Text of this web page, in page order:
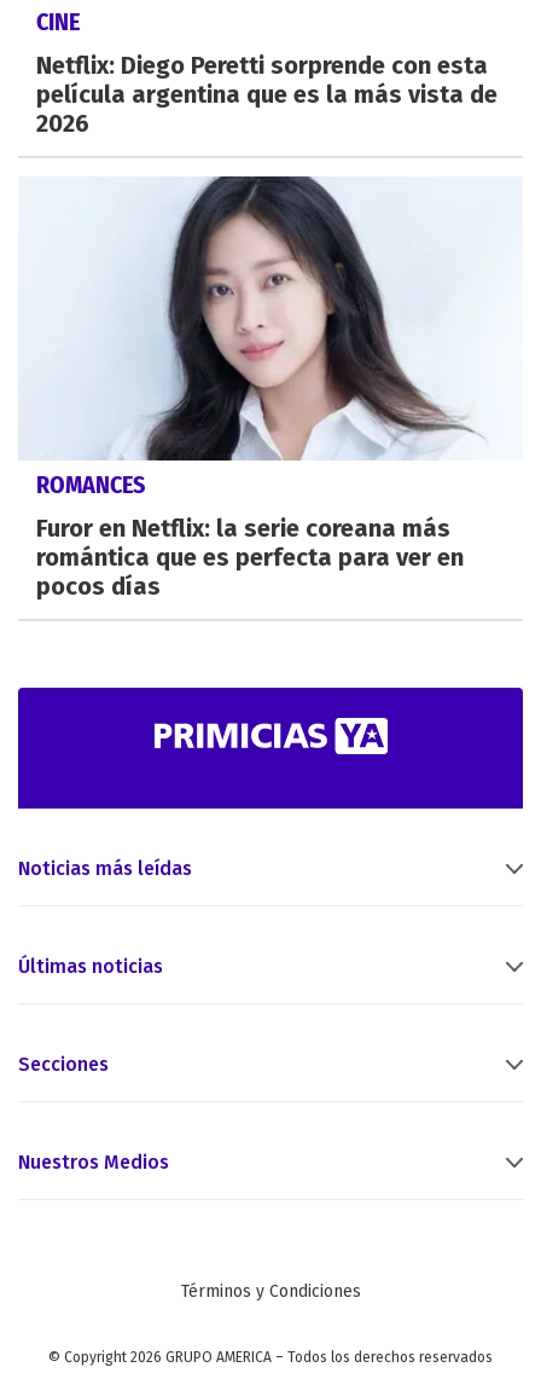
CINE
Netflix: Diego Peretti sorprende con esta
película argentina que es la más vista de
2026
ROMANCES
Furor en Netflix: la serie coreana más
romántica que es perfecta para ver en
pocos días
Noticias más leídas
Últimas noticias
Secciones
Nuestros Medios
Términos y Condiciones
© Copyright 2026 GRUPO AMERICA – Todos los derechos reservados